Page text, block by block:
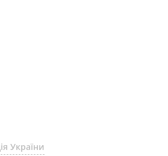
України